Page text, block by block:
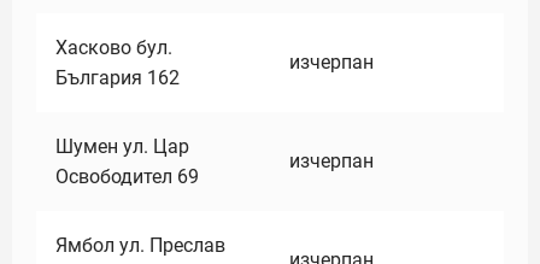
Хасково бул.
България 162
изчерпан
Шумен ул. Цар
Освободител 69
изчерпан
Ямбол ул. Преслав